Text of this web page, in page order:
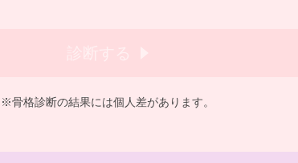
※骨格診断の結果には個人差があります。